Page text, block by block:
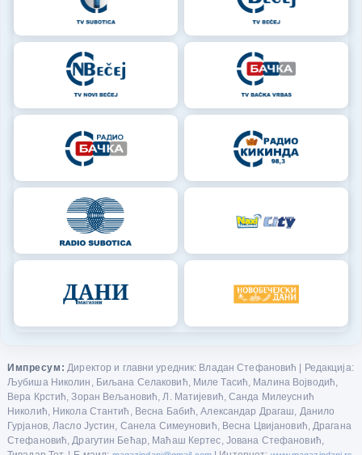
Импресум: Директор и главни уредник: Владан Стефановић | Редакција:
Љубиша Николин, Биљана Селаковић, Миле Тасић, Малина Војводић,
Вера Крстић, Зоран Вељановић, Л. Матијевић, Санда Милеуснић
Николић, Никола Стантић, Весна Бабић, Александар Драгаш, Данило
Гурјанов, Ласло Јустин, Санела Симеуновић, Весна Цвијановић, Драгана
Стефановић, Драгутин Бећар, Маћаш Кертес, Јована Стефановић,